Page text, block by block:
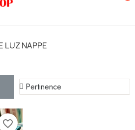
LUZ NAPPE
favorite_border